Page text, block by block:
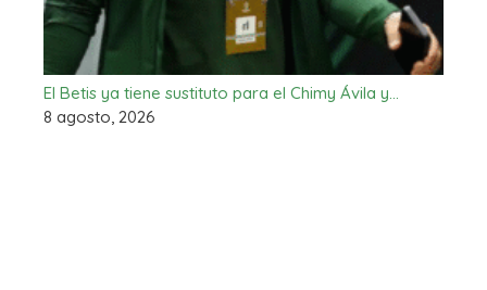
El Betis ya tiene sustituto para el Chimy Ávila y…
8 agosto, 2026